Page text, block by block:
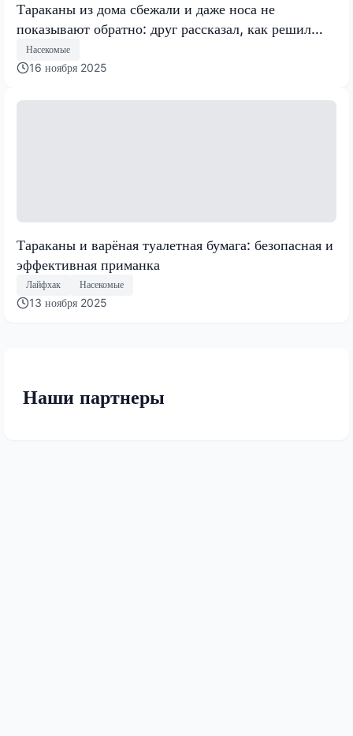
Тараканы из дома сбежали и даже носа не
показывают обратно: друг рассказал, как решил
проблему с вредителями
Насекомые
16 ноября 2025
Тараканы и варёная туалетная бумага: безопасная и
эффективная приманка
Лайфхак Насекомые
13 ноября 2025
Наши партнеры